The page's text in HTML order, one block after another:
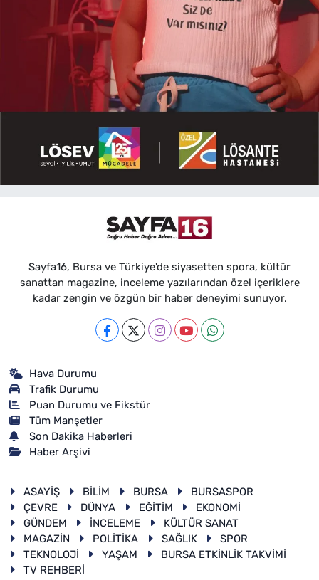
Sayfa16, Bursa ve Türkiye'de siyasetten spora, kültür
sanattan magazine, inceleme yazılarından özel içeriklere
kadar zengin ve özgün bir haber deneyimi sunuyor.
Hava Durumu
Trafik Durumu
Puan Durumu ve Fikstür
Tüm Manşetler
Son Dakika Haberleri
Haber Arşivi
ASAYİŞ BİLİM BURSA
BURSASPOR
ÇEVRE
DÜNYA EĞİTİM
EKONOMİ
GÜNDEM
İNCELEME
KÜLTÜR SANAT
MAGAZİN
POLİTİKA SAĞLIK
SPOR
TEKNOLOJİ
YAŞAM
BURSA ETKİNLİK TAKVİMİ
TV REHBERİ